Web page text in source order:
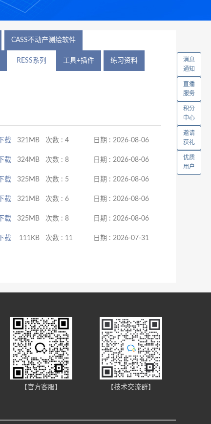
CASS不动产测绘软件
RESS系列 工具+插件 练习资料
下载 321MB 次数 : 4 日期 : 2026-08-06
下载 324MB 次数 : 8 日期 : 2026-08-06
下载 325MB 次数 : 5 日期 : 2026-08-06
下载 321MB 次数 : 6 日期 : 2026-08-06
下载 325MB 次数 : 8 日期 : 2026-08-06
下载 111KB 次数 : 11 日期 : 2026-07-31
【官方客服】 【技术交流群】
消息
通知
直播
服务
积分
中心
邀请
获礼
优质
用户